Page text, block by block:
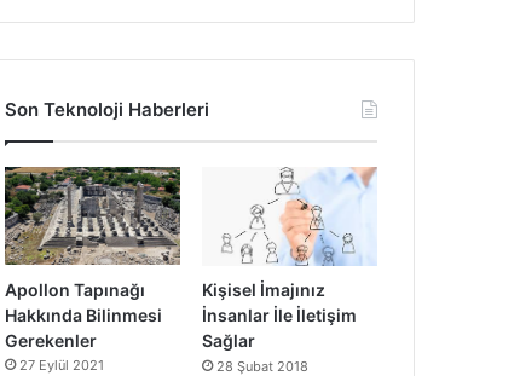
Son Teknoloji Haberleri
Apollon Tapınağı
Hakkında Bilinmesi
Gerekenler
27 Eylül 2021
Kişisel İmajınız
İnsanlar İle İletişim
Sağlar
28 Şubat 2018